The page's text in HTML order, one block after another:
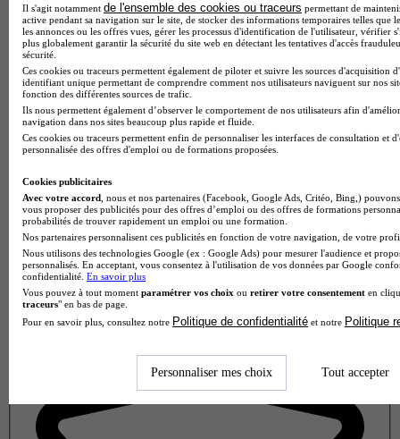
Note de 1 sur 5
Il s'agit notamment de l'ensemble des cookies ou traceurs permettant de
active pendant sa navigation sur le site, de stocker des informations temporaires telles que
les annonces ou les offres vues, gérer les processus d'identification de l'utilisateur, vérifier
plus globalement garantir la sécurité du site web en détectant les tentatives d'accès
sécurité.
Ces cookies ou traceurs permettent également de piloter et suivre les sources d'acquisition
identifiant unique permettant de comprendre comment nos utilisateurs naviguent sur nos
fonction des différentes sources de trafic.
Ils nous permettent également d’observer le comportement de nos utilisateurs afin
navigation dans nos sites beaucoup plus rapide et fluide.
Ces cookies ou traceurs permettent enfin de personnaliser les interfaces de consultation et
personnalisée des offres d'emploi ou de formations proposées.
Cookies publicitaires
Avec votre accord , nous et nos partenaires (Facebook, Google Ads, Critéo, Bing,)
vous proposer des publicités pour des offres d’emploi ou des offres de formations
probabilités de trouver rapidement un emploi ou une formation.
Nos partenaires personnalisent ces publicités en fonction de votre navigation, de votre
Nous utilisons des technologies Google (ex : Google Ads) pour mesurer l'audience et
personnalisés. En acceptant, vous consentez à l'utilisation de vos données par Google
confidentialité. En savoir plus
Vous pouvez à tout moment paramétrer vos choix ou retirer votre consentement en
traceurs" en bas de page.
Pour en savoir plus, consultez notre Politique de confidentialité et notre Politique
Personnaliser mes choix Tout accepter